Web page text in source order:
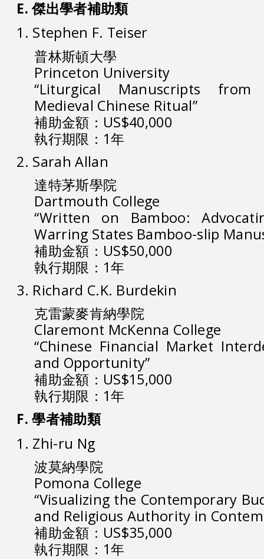
E. 傑出學者補助類
1. Stephen F. Teiser
普林斯頓大學
Princeton University
“Liturgical Manuscripts
Medieval Chinese Ritual”
補助金額：US$40,000
執行期限：1年
2. Sarah Allan
達特茅斯學院
Dartmouth College
“Written on Bamboo:
Warring States Bamboo-slip
補助金額：US$50,000
執行期限：1年
3. Richard C.K. Burdekin
克雷蒙麥肯納學院
Claremont McKenna College
“Chinese Financial Market
and Opportunity”
補助金額：US$15,000
執行期限：1年
F. 學者補助類
1. Zhi-ru Ng
波莫納學院
Pomona College
“Visualizing the Contemporary
and Religious Authority in
補助金額：US$35,000
執行期限：1年